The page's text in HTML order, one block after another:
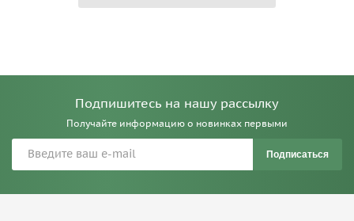
Подпишитесь на нашу рассылку
Получайте информацию о новинках первыми
Подписаться